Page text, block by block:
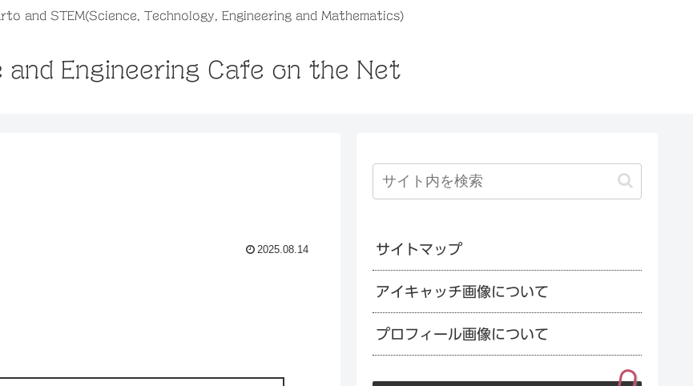
and STEM(Science, Technology, Engineering and Mathematics)
and Engineering Cafe on the Net
2025.08.14 サイトマップ
アイキャッチ画像について
プロフィール画像について